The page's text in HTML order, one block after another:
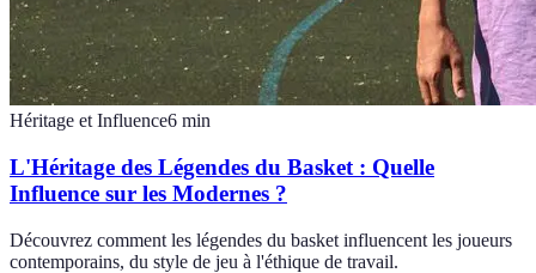
Héritage et Influence6 min
L'Héritage des Légendes du Basket : Quelle
Influence sur les Modernes ?
Découvrez comment les légendes du basket influencent les joueurs
contemporains, du style de jeu à l'éthique de travail.